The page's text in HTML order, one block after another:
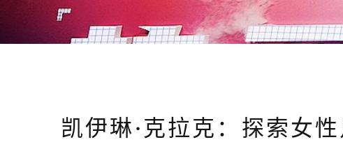
凯伊琳·克拉克：探索女